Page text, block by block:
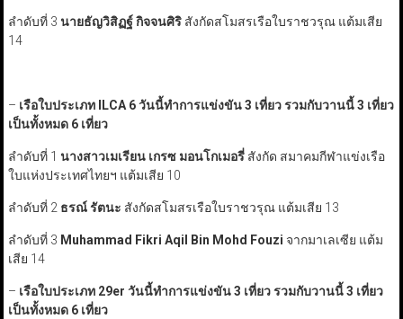
ลำดับที่ 3 นายธัญวิสิฏฐ์ กิจจนศิริสังกัดสโมสรเรือใบราชวรุณ แต้มเสีย
14
– เรือใบประเภท ILCA6 วันนี้ทำการแข่งขัน 3 เที่ยว รวมกับวานนี้ 3 เที่ยว
เป็นทั้งหมด 6 เที่ยว
ลำดับที่ 1 นางสาวเมเรียน เกรซ มอนโกเมอรี่สังกัด สมาคมกีฬาแข่งเรือ
ใบแห่งประเทศไทยฯ แต้มเสีย 10
ลำดับที่ 2 ธรณ์ รัตนะ สังกัดสโมสรเรือใบราชวรุณ แต้มเสีย 13
ลำดับที่ 3 Muhammad Fikri Aqil Bin Mohd Fouzi จากมาเลเซีย แต้ม
เสีย 14
– เรือใบประเภท 29er วันนี้ทำการแข่งขัน 3 เที่ยว รวมกับวานนี้ 3 เที่ยว
เป็นทั้งหมด 6 เที่ยว